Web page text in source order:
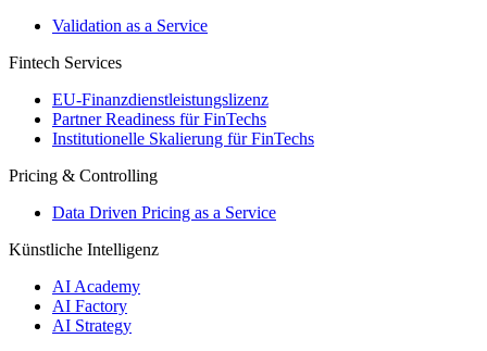
Validation as a Service
Fintech Services
EU-Finanzdienstleistungslizenz
Partner Readiness für FinTechs
Institutionelle Skalierung für FinTechs
Pricing & Controlling
Data Driven Pricing as a Service
Künstliche Intelligenz
AI Academy
AI Factory
AI Strategy